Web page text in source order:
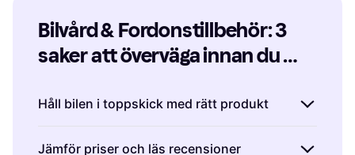
Bilvård & Fordonstillbehör: 3
saker att överväga innan du
Håll bilen i toppskick med rätt produkt
Jämför priser och läs recensioner